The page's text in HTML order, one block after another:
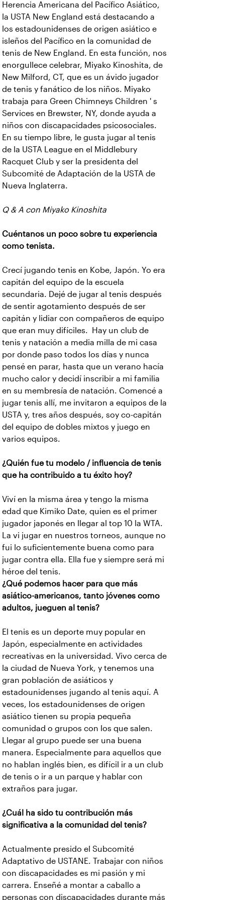
Herencia Americana del Pacífico Asiático,
la USTA New England está destacando a
los estadounidenses de origen asiático e
isleños del Pacífico en la comunidad de
tenis de New England. En esta función, nos
enorgullece celebrar, Miyako Kinoshita, de
New Milford, CT, que es un ávido jugador
de tenis y fanático de los niños. Miyako
trabaja para Green Chimneys Children ' s
Services en Brewster, NY, donde ayuda a
niños con discapacidades psicosociales.
En su tiempo libre, le gusta jugar al tenis
de la USTA League en el Middlebury
Racquet Club y ser la presidenta del
Subcomité de Adaptación de la USTA de
Nueva Inglaterra.
Q & A con Miyako Kinoshita
Cuéntanos un poco sobre tu experiencia
como tenista.
Crecí jugando tenis en Kobe, Japón. Yo era
capitán del equipo de la escuela
secundaria. Dejé de jugar al tenis después
de sentir agotamiento después de ser
capitán y lidiar con compañeros de equipo
que eran muy difíciles. Hay un club de
tenis y natación a media milla de mi casa
por donde paso todos los días y nunca
pensé en parar, hasta que un verano hacía
mucho calor y decidí inscribir a mi familia
en su membresía de natación. Comencé a
jugar tenis allí, me invitaron a equipos de la
USTA y, tres años después, soy co-capitán
del equipo de dobles mixtos y juego en
varios equipos.
¿Quién fue tu modelo / influencia de tenis
que ha contribuido a tu éxito hoy?
Viví en la misma área y tengo la misma
edad que Kimiko Date, quien es el primer
jugador japonés en llegar al top 10 la WTA.
La vi jugar en nuestros torneos, aunque no
fui lo suficientemente buena como para
jugar contra ella. Ella fue y siempre será mi
héroe del tenis.
¿Qué podemos hacer para que más
asiático-americanos, tanto jóvenes como
adultos, jueguen al tenis?
El tenis es un deporte muy popular en
Japón, especialmente en actividades
recreativas en la universidad. Vivo cerca de
la ciudad de Nueva York, y tenemos una
gran población de asiáticos y
estadounidenses jugando al tenis aquí. A
veces, los estadounidenses de origen
asiático tienen su propia pequeña
comunidad o grupos con los que salen.
Llegar al grupo puede ser una buena
manera. Especialmente para aquellos que
no hablan inglés bien, es difícil ir a un club
de tenis o ir a un parque y hablar con
extraños para jugar.
¿Cuál ha sido tu contribución más
significativa a la comunidad del tenis?
Actualmente presido el Subcomité
Adaptativo de USTANE. Trabajar con niños
con discapacidades es mi pasión y mi
carrera. Enseñé a montar a caballo a
personas con discapacidades durante más